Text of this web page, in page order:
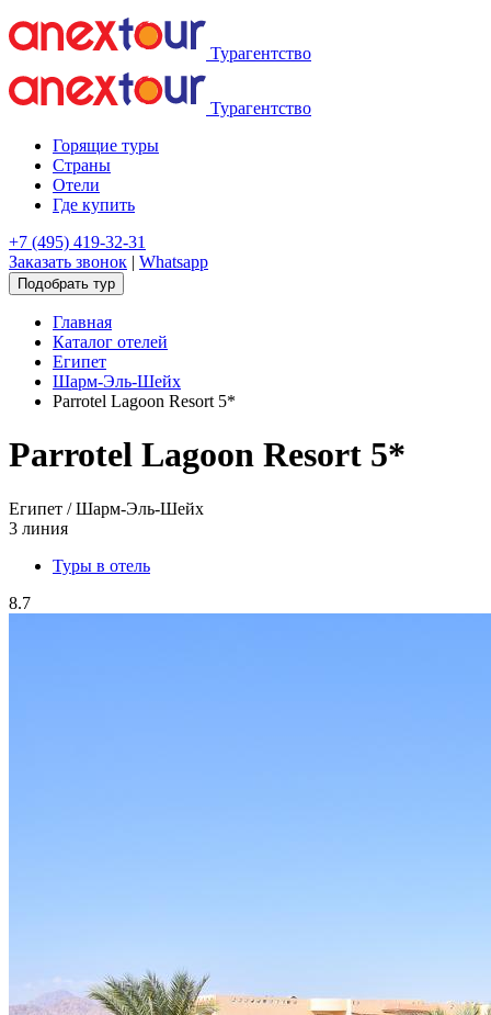
Турагентство
Турагентство
Горящие туры
Страны
Отели
Где купить
+7 (495) 419-32-31
Заказать звонок | Whatsapp
Подобрать тур
Главная
Каталог отелей
Египет
Шарм-Эль-Шейх
Parrotel Lagoon Resort 5*
Parrotel Lagoon Resort 5*
Египет / Шарм-Эль-Шейх
3 линия
Туры в отель
8.7